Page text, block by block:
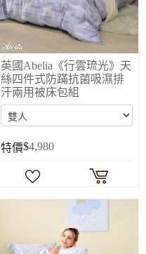
英國Abelia《行雲琉光》天
絲四件式防蹣抗菌吸濕排
汗兩用被床包組
特價$4,980